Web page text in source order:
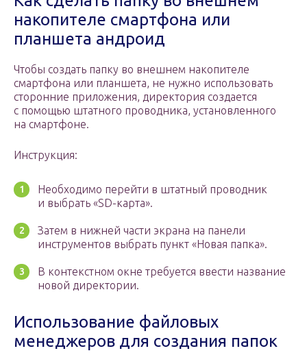
накопителе смартфона или
планшета андроид
Чтобы создать папку во внешнем накопителе
смартфона или планшета, не нужно использовать
сторонние приложения, директория создается
с помощью штатного проводника, установленного
на смартфоне.
Инструкция:
Необходимо перейти в штатный проводник
и выбрать «SD-карта».
Затем в нижней части экрана на панели
инструментов выбрать пункт «Новая папка».
В контекстном окне требуется ввести название
новой директории.
Использование файловых
менеджеров для создания папок